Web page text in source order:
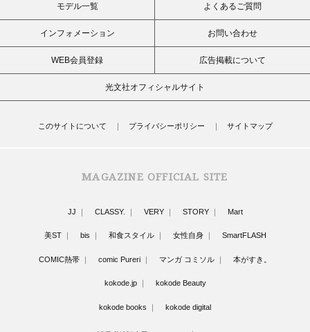
モデル一覧 よくあるご質問
インフォメーション お問い合わせ
WEB会員登録 広告掲載について
光文社オフィシャルサイト
このサイトについて プライバシーポリシー サイトマップ
MAGAZINE OFFICIAL SITE
JJ CLASSY. VERY STORY Mart
美ST bis 和食スタイル 女性自身 SmartFLASH
COMIC熱帯 comic Pureri マンガ コミソル 本がすき。
kokode.jp kokode Beauty
kokode books kokode digital